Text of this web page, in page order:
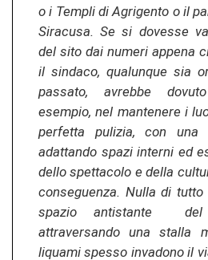
o i Templi di Agrigento o il
Siracusa. Se si dovesse
del sito dai numeri appena
il sindaco, qualunque sia
passato, avrebbe
esempio, nel mantenere i
perfetta pulizia, con una
adattando spazi interni ed
dello spettacolo e della
conseguenza. Nulla di
spazio antistante del
attraversando una stalla
liquami spesso invadono il